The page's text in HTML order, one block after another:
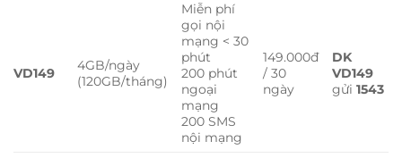
VD149
4GB/ngày
(120GB/tháng)
Miễn phí
gọi nội
mạng < 30
phút
200 phút
ngoại
mạng
200 SMS
nội mạng
149.000đ
/ 30
ngày
DK
VD149
gửi1543